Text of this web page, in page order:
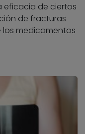
eficacia de ciertos
de fracturas
los medicamentos